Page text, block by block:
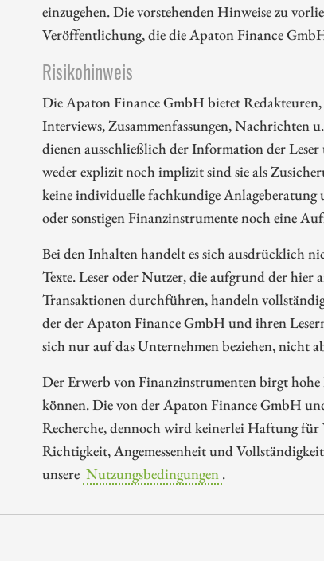
einzugehen. Die vorstehenden Hinweise zu
Veröffentlichung, die die Apaton Finance
Risikohinweis
Die Apaton Finance GmbH bietet
Interviews, Zusammenfassungen, Nachrichten
dienen ausschließlich der Information der
weder explizit noch implizit sind sie als
keine individuelle fachkundige
oder sonstigen Finanzinstrumente noch eine
Bei den Inhalten handelt es sich ausdrücklich
Texte. Leser oder Nutzer, die aufgrund der hier
Transaktionen durchführen, handeln
der der Apaton Finance GmbH und ihren
sich nur auf das Unternehmen beziehen, nicht
Der Erwerb von Finanzinstrumenten birgt hohe
können. Die von der Apaton Finance GmbH
Recherche, dennoch wird keinerlei Haftung
Richtigkeit, Angemessenheit und
unsere Nutzungsbedingungen .